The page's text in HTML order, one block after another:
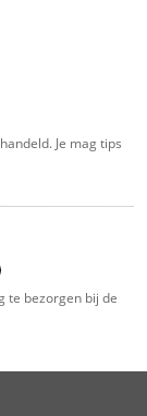
Je mag tips
te bezorgen bij de